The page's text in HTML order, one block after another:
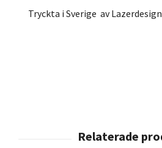
Tryckta i Sverige av Lazerdesign